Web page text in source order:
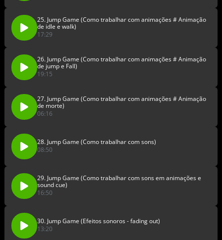
25. Jump Game (Como trabalhar com animações # Animação
de idle e walk)
17:29
26. Jump Game (Como trabalhar com animações # Animação
de jump e Fall)
19:15
27. Jump Game (Como trabalhar com animações # Animação
de morte)
06:16
28. Jump Game (Como trabalhar com sons)
08:50
29. Jump Game (Como trabalhar com sons em animações e
sound cue)
16:50
30. Jump Game (Efeitos sonoros - fading out)
13:20